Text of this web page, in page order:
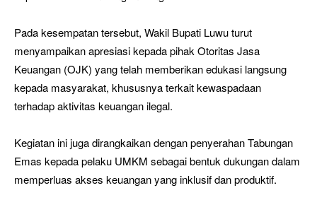
Pada kesempatan tersebut, Wakil Bupati Luwu turut
menyampaikan apresiasi kepada pihak Otoritas Jasa
Keuangan (OJK) yang telah memberikan edukasi langsung
kepada masyarakat, khususnya terkait kewaspadaan
terhadap aktivitas keuangan ilegal.
Kegiatan ini juga dirangkaikan dengan penyerahan Tabungan
Emas kepada pelaku UMKM sebagai bentuk dukungan dalam
memperluas akses keuangan yang inklusif dan produktif.